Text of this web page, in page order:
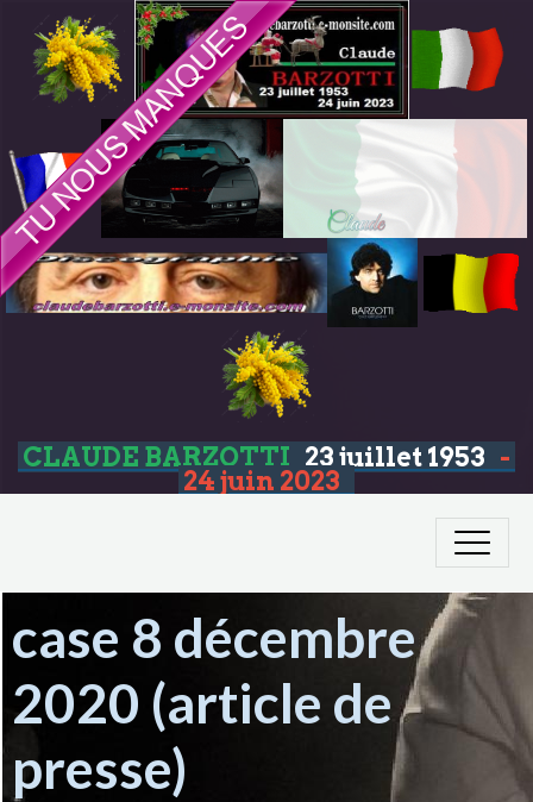
CLAUDE BARZOTTI 23 juillet 1953 -
24 juin 2023
case 8 décembre
2020 (article de
presse)